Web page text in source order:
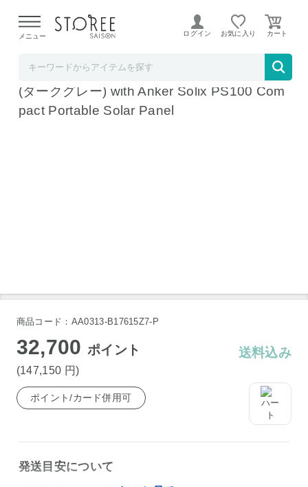
よる配送遅延が発生しております。
メニュー ログイン お気に入り
Anker Solix C1000 Portable Power Station
(ダークグレー) with Anker Solix PS100 Com
pact Portable Solar Panel
商品コード：AA0313-B17615Z7-P
32,700ポイント
(147,150 円)
送料込み
ポイント/カード併用可
発送目安について